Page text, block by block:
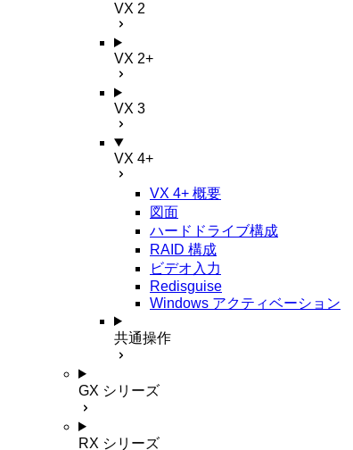
VX 2
VX 2+
VX 3
VX 4+
VX 4+ 概要
図面
ハードドライブ構成
RAID 構成
ビデオ入力
Redisguise
Windows アクティベーション
共通操作
GX シリーズ
RX シリーズ